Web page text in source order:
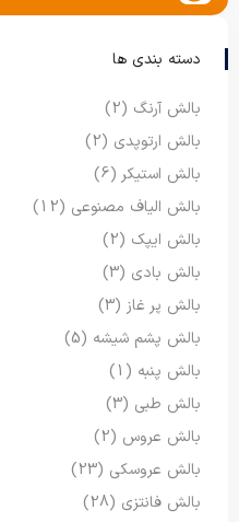
دسته بندی ها
بالش آرنگ (2)
بالش ارتوپدی (2)
بالش استیکر (6)
بالش الیاف مصنوعی (12)
بالش ایپک (2)
بالش بادی (3)
بالش پر غاز (3)
بالش پشم شیشه (5)
بالش پنبه (1)
بالش طبی (3)
بالش عروس (2)
بالش عروسکی (23)
بالش فانتزی (28)